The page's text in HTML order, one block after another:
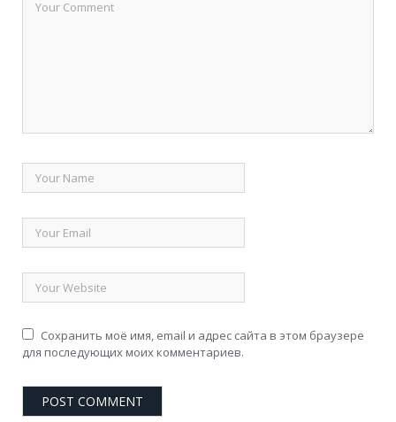
Сохранить моё имя, email и адрес сайта в этом браузере
для последующих моих комментариев.